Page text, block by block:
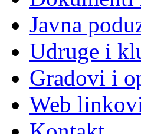
Javna
Udruge i
Gradovi i
Web